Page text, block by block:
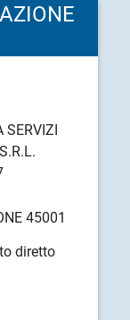
SERVIZI
45001
diretto